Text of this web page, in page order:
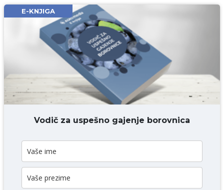
Email* obavezno
Komentar* obavezno
DODAJ KOMENTAR
E-KNJIGA
Vodič za uspešno gajenje borovnica